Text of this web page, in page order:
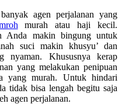
agen perjalanan yang
murah atau haji kecil.
Anda makin bingung untuk
suci makin khusyu’ dan
nyaman. Khususnya kerap
yang melakukan penipuan
yang murah. Untuk hindari
tidak bisa lengah begitu saja
agen perjalanan.